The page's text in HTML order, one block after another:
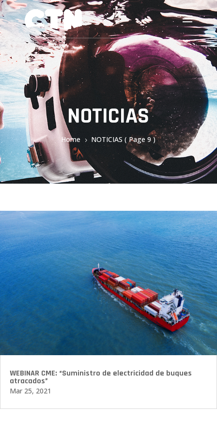
NOTICIAS
Home 5 NOTICIAS ( Page 9 )
WEBINAR CME: “Suministro de electricidad de buques
atracados”
Mar 25, 2021